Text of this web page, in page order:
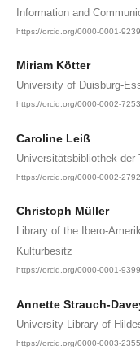
Information and
https://orcid.org/0000-0001-
Miriam Kötter
University of Duisburg-
https://orcid.org/0000-0002-
Caroline Leiß
Universitätsbibliothek der
https://orcid.org/0000-0002-
Christoph Müller
Library of the Ibero-
Kulturbesitz
https://orcid.org/0000-0001-
Annette Strauch-
University Library of
https://orcid.org/0000-0003-